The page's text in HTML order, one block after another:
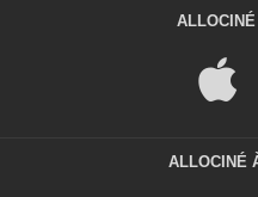
ALLOCINÉ